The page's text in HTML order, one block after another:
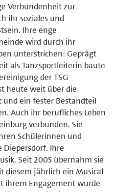
Verbundenheit zur
ihr soziales und
Ihre enge
wird durch ihr
unterstrichen: Geprägt
als Tanzsportleiterin baute
der TSG
heute weit über die
ein fester Bestandteil
Auch ihr berufliches Leben
verbunden. Sie
Schülerinnen und
Diepersdorf. Ihre
Seit 2005 übernahm sie
diesem jährlich ein Musical
ihrem Engagement wurde